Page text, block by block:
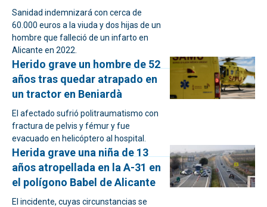
Sanidad indemnizará con cerca de
60.000 euros a la viuda y dos hijas de un
hombre que falleció de un infarto en
Alicante en 2022.
Herido grave un hombre de 52
años tras quedar atrapado en
un tractor en Beniardà
El afectado sufrió politraumatismo con
fractura de pelvis y fémur y fue
evacuado en helicóptero al hospital.
Herida grave una niña de 13
años atropellada en la A-31 en
el polígono Babel de Alicante
El incidente, cuyas circunstancias se